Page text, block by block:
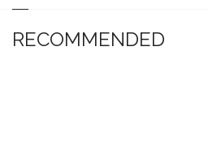
RECOMMENDED